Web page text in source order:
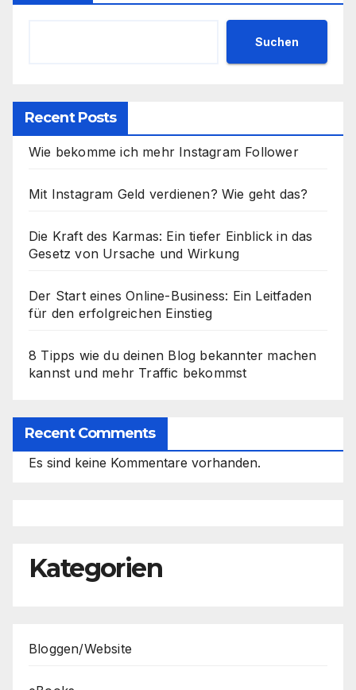
Suchen
Recent Posts
Wie bekomme ich mehr Instagram Follower
Mit Instagram Geld verdienen? Wie geht das?
Die Kraft des Karmas: Ein tiefer Einblick in das
Gesetz von Ursache und Wirkung
Der Start eines Online-Business: Ein Leitfaden
für den erfolgreichen Einstieg
8 Tipps wie du deinen Blog bekannter machen
kannst und mehr Traffic bekommst
Recent Comments
Es sind keine Kommentare vorhanden.
Kategorien
Bloggen/Website